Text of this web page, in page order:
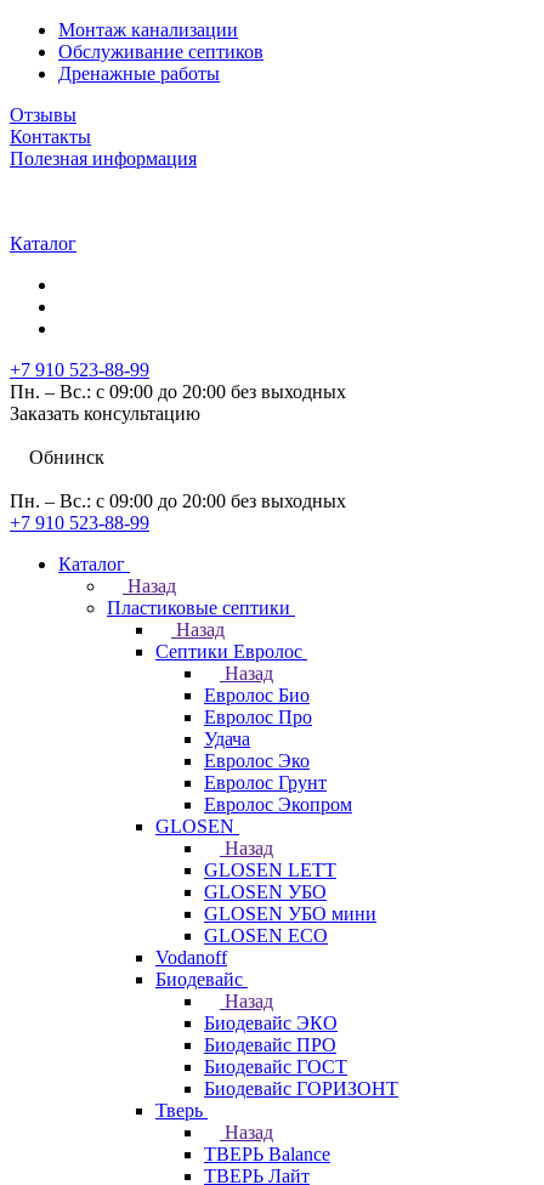
Монтаж канализации
Обслуживание септиков
Дренажные работы
Отзывы
Контакты
Полезная информация
Каталог
+7 910 523-88-99
Пн. – Вс.: с 09:00 до 20:00 без выходных
Заказать консультацию
Обнинск
Пн. – Вс.: с 09:00 до 20:00 без выходных
+7 910 523-88-99
Каталог
Назад
Пластиковые септики
Назад
Септики Евролос
Назад
Евролос Био
Евролос Про
Удача
Евролос Эко
Евролос Грунт
Евролос Экопром
GLOSEN
Назад
GLOSEN LETT
GLOSEN УБО
GLOSEN УБО мини
GLOSEN ECO
Vodanoff
Биодевайс
Назад
Биодевайс ЭКО
Биодевайс ПРО
Биодевайс ГОСТ
Биодевайс ГОРИЗОНТ
Тверь
Назад
ТВЕРЬ Balance
ТВЕРЬ Лайт